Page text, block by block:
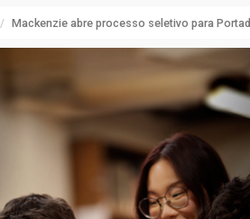
Mackenzie abre processo seletivo para